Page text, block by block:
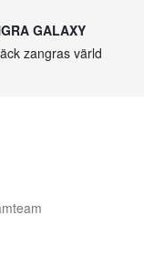
GALAXY
zangras värld